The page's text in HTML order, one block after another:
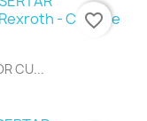
CU...
favorite_border